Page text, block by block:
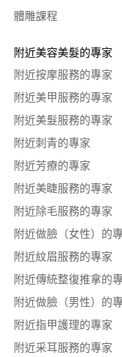
體雕課程
附近美容美髮的專家
附近按摩服務的專家
附近美甲服務的專家
附近美髮服務的專家
附近刺青的專家
附近芳療的專家
附近美睫服務的專家
附近除毛服務的專家
附近做臉（女性）的
附近紋眉服務的專家
附近傳統整復推拿的
附近做臉（男性）的
附近指甲護理的專家
附近采耳服務的專家